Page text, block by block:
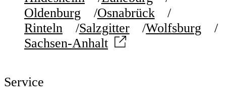
Oldenburg
Osnabrück
Rinteln
Salzgitter
Wolfsburg
Sachsen-Anhalt
Service